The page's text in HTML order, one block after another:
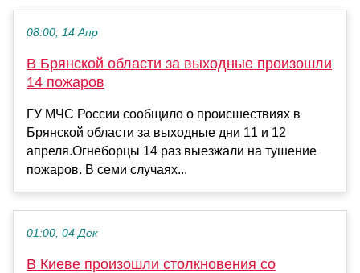
08:00, 14 Апр
В Брянской области за выходные произошли
14 пожаров
ГУ МЧС России сообщило о происшествиях в
Брянской области за выходные дни 11 и 12
апреля.Огнеборцы 14 раз выезжали на тушение
пожаров. В семи случаях...
01:00, 04 Дек
В Киеве произошли столкновения со